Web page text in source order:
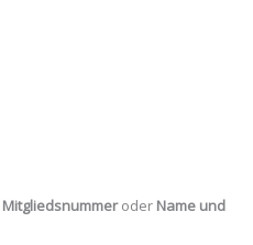
Mitgliedsnummeroder Name und